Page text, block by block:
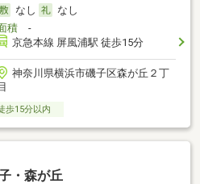
なし
なし
積-
京急本線 屏風浦駅 徒歩15分
神奈川県横浜市磯子区森が丘２丁
歩15分以内
・森が丘